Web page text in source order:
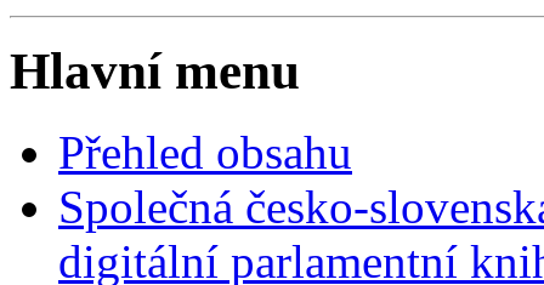
Hlavní menu
Přehled obsahu
Společná česko-
digitální parlamentní